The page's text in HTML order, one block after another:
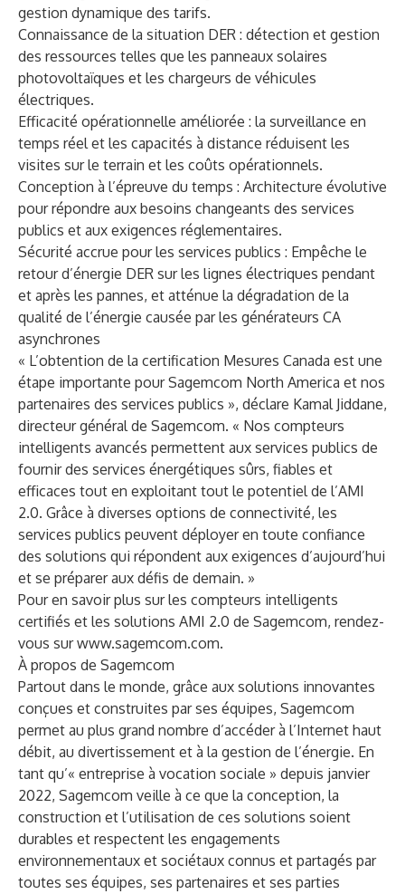
gestion dynamique des tarifs.
Connaissance de la situation DER : détection et gestion
des ressources telles que les panneaux solaires
photovoltaïques et les chargeurs de véhicules
électriques.
Efficacité opérationnelle améliorée : la surveillance en
temps réel et les capacités à distance réduisent les
visites sur le terrain et les coûts opérationnels.
Conception à l’épreuve du temps : Architecture évolutive
pour répondre aux besoins changeants des services
publics et aux exigences réglementaires.
Sécurité accrue pour les services publics : Empêche le
retour d’énergie DER sur les lignes électriques pendant
et après les pannes, et atténue la dégradation de la
qualité de l’énergie causée par les générateurs CA
asynchrones
« L’obtention de la certification Mesures Canada est une
étape importante pour Sagemcom North America et nos
partenaires des services publics », déclare Kamal Jiddane,
directeur général de Sagemcom. « Nos compteurs
intelligents avancés permettent aux services publics de
fournir des services énergétiques sûrs, fiables et
efficaces tout en exploitant tout le potentiel de l’AMI
2.0. Grâce à diverses options de connectivité, les
services publics peuvent déployer en toute confiance
des solutions qui répondent aux exigences d’aujourd’hui
et se préparer aux défis de demain. »
Pour en savoir plus sur les compteurs intelligents
certifiés et les solutions AMI 2.0 de Sagemcom, rendez-
vous surwww.sagemcom.com.
À propos de Sagemcom
Partout dans le monde, grâce aux solutions innovantes
conçues et construites par ses équipes, Sagemcom
permet au plus grand nombre d’accéder à l’Internet haut
débit, au divertissement et à la gestion de l’énergie. En
tant qu’« entreprise à vocation sociale » depuis janvier
2022, Sagemcom veille à ce que la conception, la
construction et l’utilisation de ces solutions soient
durables et respectent les engagements
environnementaux et sociétaux connus et partagés par
toutes ses équipes, ses partenaires et ses parties